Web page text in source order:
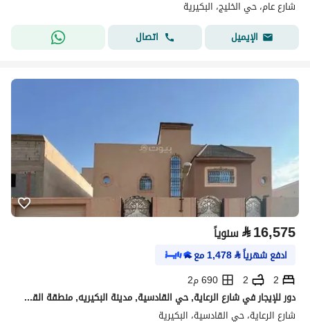
شارع عام، حي الخليج، البكيرية
الإيميل
اتصال
⃁16,575 سنوياً
ادفع شهرياً⃁
1,478مع
2
2
690 م2
دور للإيجار في شارع الرعاية, حي القادسية, مدينة البكيريه, منطقة القصيم
شارع الرعاية، حي القادسية، البكيرية